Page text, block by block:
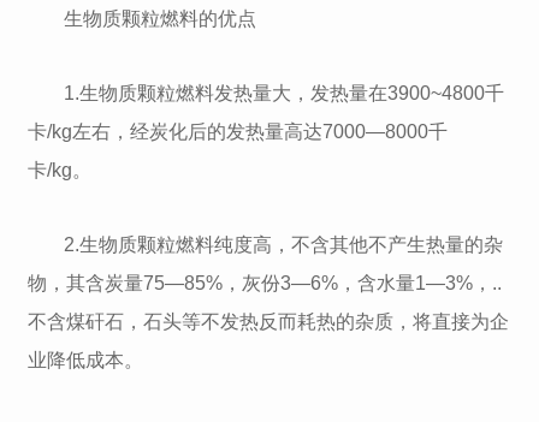
生物质颗粒燃料的优点
1.生物质颗粒燃料发热量大，发热量在3900~4800千
卡/kg左右，经炭化后的发热量高达7000—8000千
卡/kg。
2.生物质颗粒燃料纯度高，不含其他不产生热量的杂
物，其含炭量75—85%，灰份3—6%，含水量1—3%，..
不含煤矸石，石头等不发热反而耗热的杂质，将直接为企
业降低成本。